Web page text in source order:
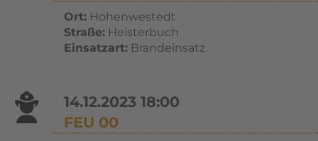
Ort:Hohenwestedt
Straße:Heisterbuch
Einsatzart:Brandeinsatz
14.12.2023 18:00
FEU 00